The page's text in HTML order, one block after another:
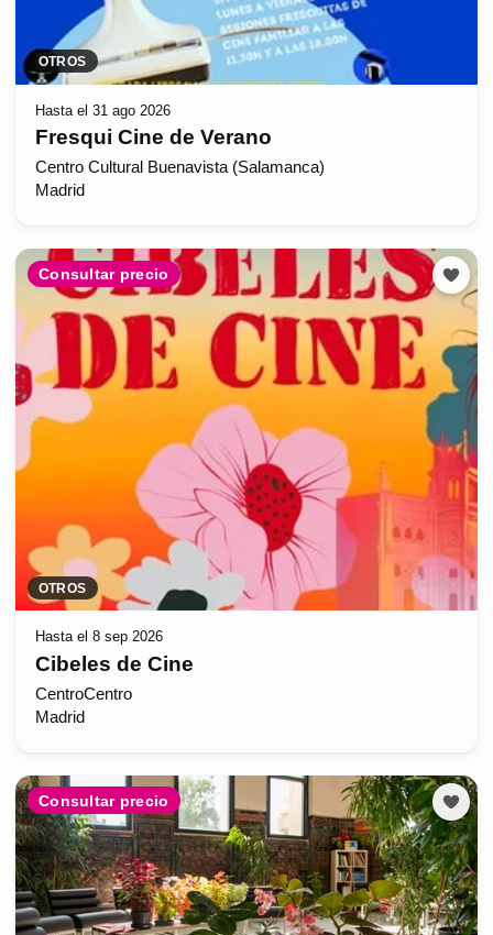
OTROS
Hasta el 31 ago 2026
Fresqui Cine de Verano
Centro Cultural Buenavista (Salamanca)
Madrid
Consultar precio
OTROS
Hasta el 8 sep 2026
Cibeles de Cine
CentroCentro
Madrid
Consultar precio